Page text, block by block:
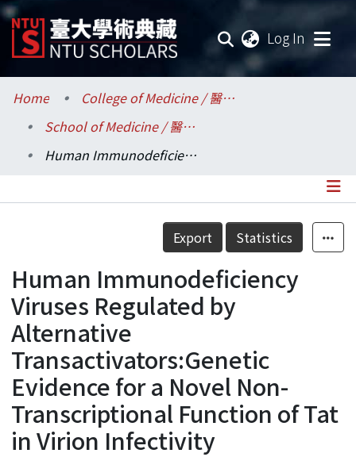
Log In
Communities & Collections
Research Outputs
Statistics
Home
College of Medicine / 醫學院
School of Medicine / 醫學系
Human Immunodeficiency Viruses Regulated by Alternative Transactivators:Genetic Evidence for a Novel Non-Transcriptional Function of Tat in Virion Infectivity
Details
Export Statistics
Human Immunodeficiency
Viruses Regulated by
Alternative
Transactivators:Genetic
Evidence for a Novel Non-
Transcriptional Function of Tat
in Virion Infectivity